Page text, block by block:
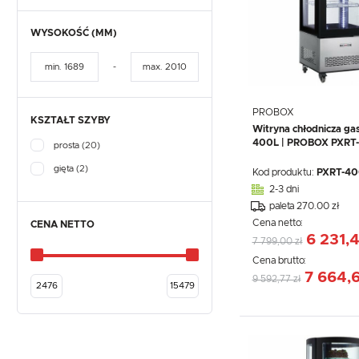
WYSOKOŚĆ (MM)
-
KSZTAŁT SZYBY
prosta (20)
gięta (2)
CENA NETTO
PROBOX
Witryna chłodnicza
400L | PROBOX
Kod produktu: PXRT-
2-3 dni
paleta 270.00 zł
Cena netto:
7 799,00 zł 6
Cena brutto:
9 592,77 zł 7